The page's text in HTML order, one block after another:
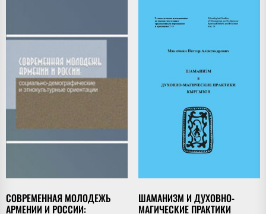
СОВРЕМЕННАЯ МОЛОДЕЖЬ
АРМЕНИИ И РОССИИ:
ШАМАНИЗМ И ДУХОВНО-
МАГИЧЕСКИЕ ПРАКТИКИ